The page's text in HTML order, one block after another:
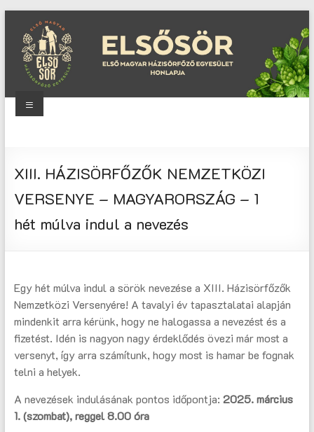
content
Magyar
Egyesület
honlapja
Menu
XIII. HÁZISÖRFŐZŐK NEMZETKÖZI
VERSENYE – MAGYARORSZÁG – 1
hét múlva indul a nevezés
Egy hét múlva indul a sörök nevezése a XIII. Házisörfőzők
Nemzetközi Versenyére! A tavalyi év tapasztalatai alapján
mindenkit arra kérünk, hogy ne halogassa a nevezést és a
fizetést. Idén is nagyon nagy érdeklődés övezi már most a
versenyt, így arra számítunk, hogy most is hamar be fognak
telni a helyek.
A nevezések indulásának pontos időpontja: 2025. március
1. (szombat), reggel 8.00 óra